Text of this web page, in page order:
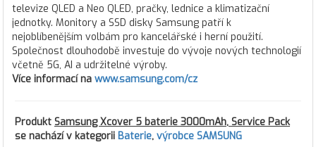
televize QLED a Neo QLED, pračky, lednice a klimatizační
jednotky. Monitory a SSD disky Samsung patří k
nejoblíbenějším volbám pro kancelářské i herní použití.
Společnost dlouhodobě investuje do vývoje nových technologií
včetně 5G, AI a udržitelné výroby.
Více informací na www.samsung.com/cz
Produkt Samsung Xcover 5 baterie 3000mAh, Service Pack
se nachází v kategorii Baterie, výrobce SAMSUNG